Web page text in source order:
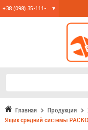
+38 (098) 35-111-
Главная Продукция
Ящик средний системы